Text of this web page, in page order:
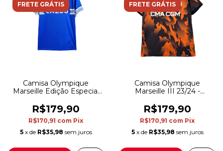
FRETE GRÁTIS
Camisa Olympique
Marseille Edição Especial
Masculina - Azul com
detalhes em branco
R$179,90
R$170,91 com Pix
5 x de R$35,98 sem juros
FRETE GRÁTIS
Camisa Olympique
Marseille III 23/24 -
- Laranja com detalhes em
preto
R$179,90
R$170,91 com Pix
5 x de R$35,98 sem juros